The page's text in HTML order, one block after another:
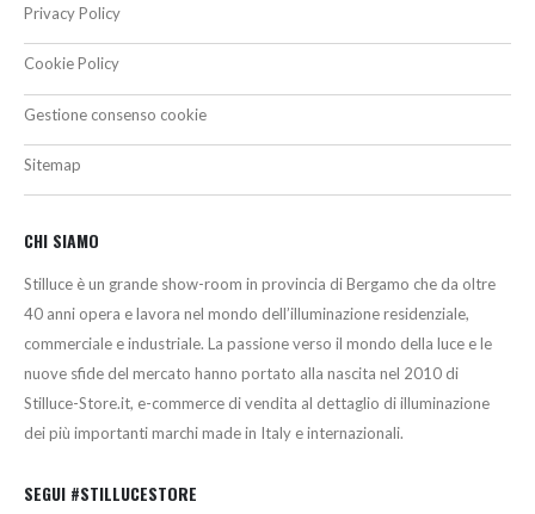
Privacy Policy
Cookie Policy
Gestione consenso cookie
Sitemap
CHI SIAMO
Stilluce è un grande show-room in provincia di Bergamo che da oltre
40 anni opera e lavora nel mondo dell’illuminazione residenziale,
commerciale e industriale. La passione verso il mondo della luce e le
nuove sfide del mercato hanno portato alla nascita nel 2010 di
Stilluce-Store.it, e-commerce di vendita al dettaglio di illuminazione
dei più importanti marchi made in Italy e internazionali.
SEGUI #STILLUCESTORE